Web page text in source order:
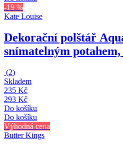
-19 %
Kate Louise
Dekorační polštář
snímatelným potahem,
(2)
Skladem
235 Kč
293 Kč
Do košíku
Do košíku
Výhodná cena
Butter Kings